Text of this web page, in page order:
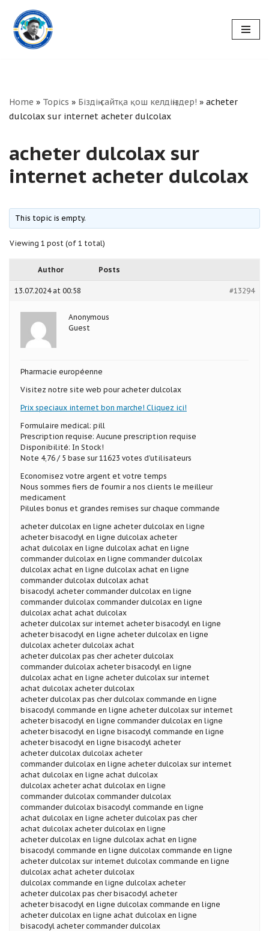
Skip
to
Home » Topics » Біздің сайтқа қош келдіңіздер! » acheter
dulcolax sur internet acheter dulcolax
acheter dulcolax sur
internet acheter dulcolax
This topic is empty.
Viewing 1 post (of 1 total)
Author Posts
13.07.2024 at 00:58 #13294
Anonymous
Guest
Pharmacie européenne
Visitez notre site web pour acheter dulcolax
Prix speciaux internet bon marche! Cliquez ici!
Formulaire medical: pill
Prescription requise: Aucune prescription requise
Disponibilité: In Stock!
Note 4,76 / 5 base sur 11623 votes d’utilisateurs
Economisez votre argent et votre temps
Nous sommes fiers de fournir a nos clients le meilleur
medicament
Pilules bonus et grandes remises sur chaque commande
acheter dulcolax en ligne acheter dulcolax en ligne
acheter bisacodyl en ligne dulcolax acheter
achat dulcolax en ligne dulcolax achat en ligne
commander dulcolax en ligne commander dulcolax
dulcolax achat en ligne dulcolax achat en ligne
commander dulcolax dulcolax achat
bisacodyl acheter commander dulcolax en ligne
commander dulcolax commander dulcolax en ligne
dulcolax achat achat dulcolax
acheter dulcolax sur internet acheter bisacodyl en ligne
acheter bisacodyl en ligne acheter dulcolax en ligne
dulcolax acheter dulcolax achat
acheter dulcolax pas cher acheter dulcolax
commander dulcolax acheter bisacodyl en ligne
dulcolax achat en ligne acheter dulcolax sur internet
achat dulcolax acheter dulcolax
acheter dulcolax pas cher dulcolax commande en ligne
bisacodyl commande en ligne acheter dulcolax sur internet
acheter bisacodyl en ligne commander dulcolax en ligne
acheter bisacodyl en ligne bisacodyl commande en ligne
acheter bisacodyl en ligne bisacodyl acheter
acheter dulcolax dulcolax acheter
commander dulcolax en ligne acheter dulcolax sur internet
achat dulcolax en ligne achat dulcolax
dulcolax acheter achat dulcolax en ligne
commander dulcolax commander dulcolax
commander dulcolax bisacodyl commande en ligne
achat dulcolax en ligne acheter dulcolax pas cher
achat dulcolax acheter dulcolax en ligne
acheter dulcolax en ligne dulcolax achat en ligne
bisacodyl commande en ligne dulcolax commande en ligne
acheter dulcolax sur internet dulcolax commande en ligne
dulcolax achat acheter dulcolax
dulcolax commande en ligne dulcolax acheter
acheter dulcolax pas cher bisacodyl acheter
acheter bisacodyl en ligne dulcolax commande en ligne
acheter dulcolax en ligne achat dulcolax en ligne
bisacodyl acheter commander dulcolax